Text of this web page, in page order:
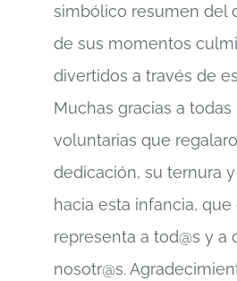
simbólico resumen del
de sus momentos
divertidos a través de
Muchas gracias a todas
voluntarias que
dedicación, su ternura
hacia esta infancia,
representa a tod@s y a
nosotr@s.